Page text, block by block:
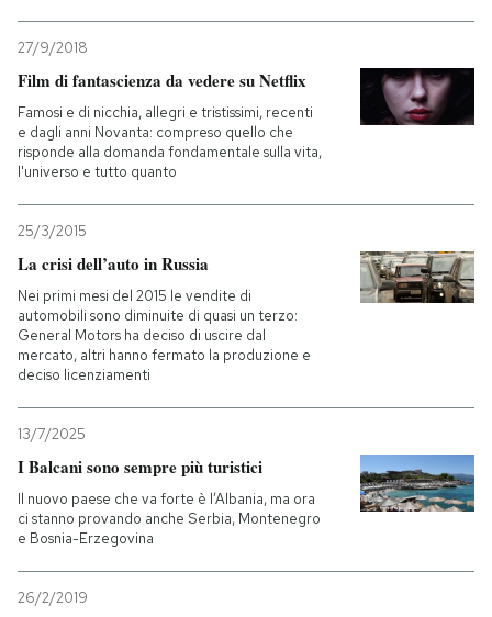
27/9/2018
Film di fantascienza da vedere su Netflix
Famosi e di nicchia, allegri e tristissimi, recenti
e dagli anni Novanta: compreso quello che
risponde alla domanda fondamentale sulla vita,
l'universo e tutto quanto
25/3/2015
La crisi dell’auto in Russia
Nei primi mesi del 2015 le vendite di
automobili sono diminuite di quasi un terzo:
General Motors ha deciso di uscire dal
mercato, altri hanno fermato la produzione e
deciso licenziamenti
13/7/2025
I Balcani sono sempre più turistici
Il nuovo paese che va forte è l’Albania, ma ora
ci stanno provando anche Serbia, Montenegro
e Bosnia-Erzegovina
26/2/2019